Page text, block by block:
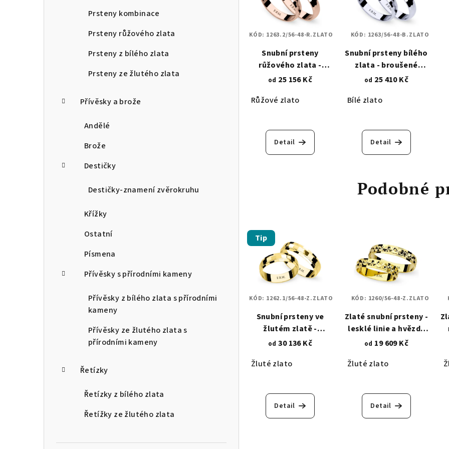
Prsteny kombinace
Prsteny růžového zlata
Prsteny z bílého zlata
Prsteny ze žlutého zlata
Přívěsky a brože
Andělé
Brože
Destičky
Destičky-znamení zvěrokruhu
Křížky
Ostatní
Písmena
Přívěsky s přírodními kameny
Přívěsky z bílého zlata s přírodními
kameny
Přívěsky ze žlutého zlata s
přírodními kameny
Řetízky
Řetízky z bílého zlata
Řetížky ze žlutého zlata
Snubní prsteny
růžového zlata -
broušené
od 25 156 Kč
Růžové zlato
Detail
KÓD: 1263.2/56-48-R.ZLATO
Snubní prsteny bílého
zlata - broušené
šestiúhelníky 1263
od 25 410 Kč
Bílé zlato
Detail
KÓD: 1263/56-48-B.ZLATO
Podobné
Tip
Snubní prsteny ve
žlutém zlatě -
broušené 1262.1
od 30 136 Kč
Žluté zlato
Detail
KÓD: 1262.1/56-48-Z.ZLATO
Zlaté snubní prsteny -
lesklé linie a hvězdy
1260
od 19 609 Kč
Žluté zlato
Detail
KÓD: 1260/56-48-Z.ZLATO